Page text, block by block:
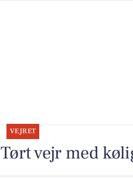
VEJRET
Tørt vejr med